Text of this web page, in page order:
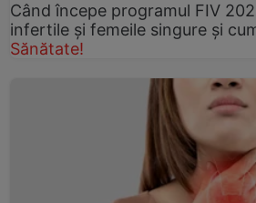
Când începe programul FIV
infertile şi femeile singure şi
Sănătate!